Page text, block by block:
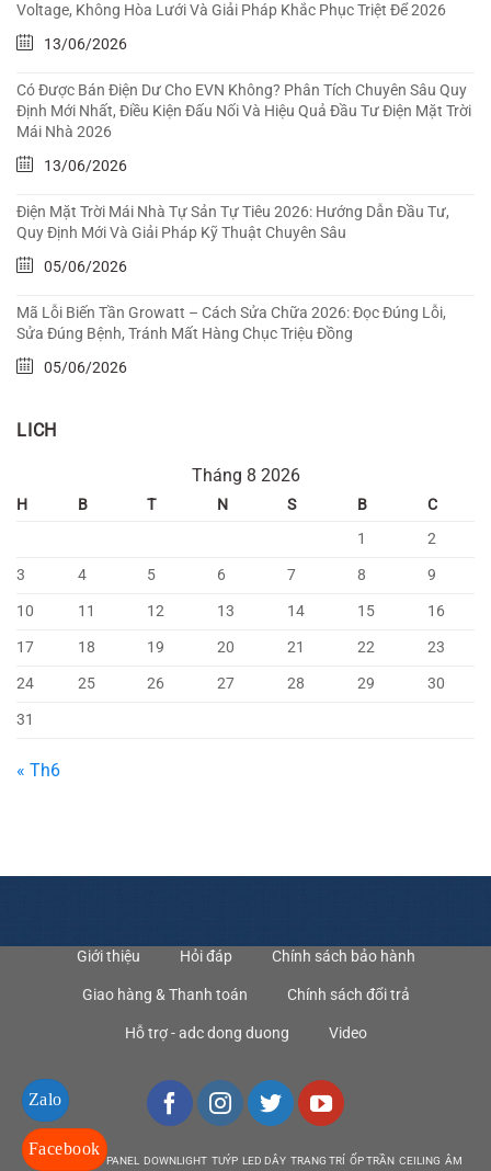
Voltage, Không Hòa Lưới Và Giải Pháp Khắc Phục Triệt Để 2026
13/06/2026
Có Được Bán Điện Dư Cho EVN Không? Phân Tích Chuyên Sâu Quy
Định Mới Nhất, Điều Kiện Đấu Nối Và Hiệu Quả Đầu Tư Điện Mặt Trời
Mái Nhà 2026
13/06/2026
Điện Mặt Trời Mái Nhà Tự Sản Tự Tiêu 2026: Hướng Dẫn Đầu Tư,
Quy Định Mới Và Giải Pháp Kỹ Thuật Chuyên Sâu
05/06/2026
Mã Lỗi Biến Tần Growatt – Cách Sửa Chữa 2026: Đọc Đúng Lỗi,
Sửa Đúng Bệnh, Tránh Mất Hàng Chục Triệu Đồng
05/06/2026
LICH
Tháng 8 2026
H B T N S B
C
1
2
3
4 5 6 7 8
9
10
11 12 13 14 15
16
17
18 19 20 21 22
23
24
25 26 27 28 29
30
31
« Th6
Giới thiệu Hỏi đáp Chính sách bảo hành
Giao hàng & Thanh toán Chính sách đổi trả
Hỗ trợ - adc dong duong Video
DEN LED BULB PANEL DOWNLIGHT TUÝP LED DÂY TRANG TRÍ ỐP TRẦN CEILING ÂM
Zalo
Facebook